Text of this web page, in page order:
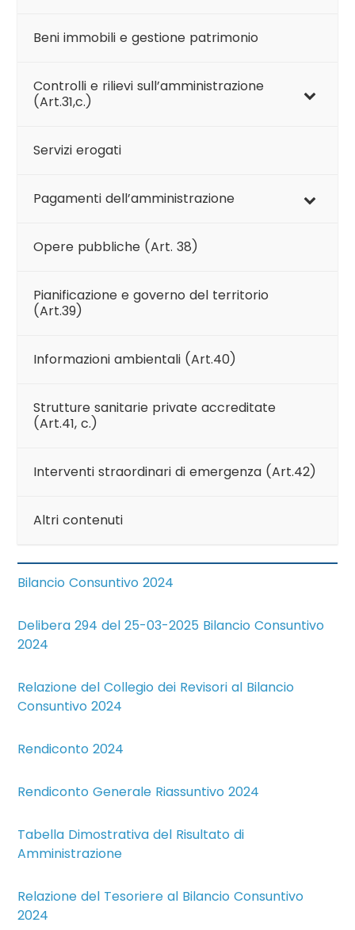
Beni immobili e gestione patrimonio
Controlli e rilievi sull’amministrazione
(Art.31,c.)
Servizi erogati
Pagamenti dell’amministrazione
Opere pubbliche (Art. 38)
Pianificazione e governo del territorio
(Art.39)
Informazioni ambientali (Art.40)
Strutture sanitarie private accreditate
(Art.41, c.)
Interventi straordinari di emergenza (Art.42)
Altri contenuti
Bilancio Consuntivo 2024
Delibera 294 del 25-03-2025 Bilancio Consuntivo
2024
Relazione del Collegio dei Revisori al Bilancio
Consuntivo 2024
Rendiconto 2024
Rendiconto Generale Riassuntivo 2024
Tabella Dimostrativa del Risultato di
Amministrazione
Relazione del Tesoriere al Bilancio Consuntivo
2024